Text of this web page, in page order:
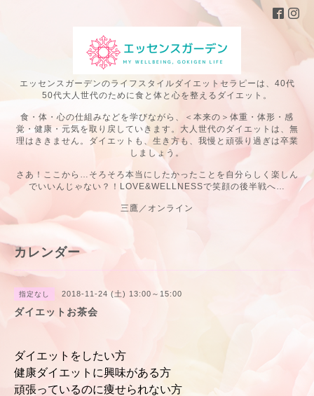
エッセンスガーデンのライフスタイルダイエットセラピーは、40代
50代大人世代のために食と体と心を整えるダイエット。
食・体・心の仕組みなどを学びながら、＜本来の＞体重・体形・感
覚・健康・元気を取り戻していきます。大人世代のダイエットは、無
理はききません。ダイエットも、生き方も、我慢と頑張り過ぎは卒業
しましょう。
さあ！ここから…そろそろ本当にしたかったことを自分らしく楽しん
でいいんじゃない？！LOVE&WELLNESSで笑顔の後半戦へ…
三鷹／オンライン
カレンダー
指定なし 2018-11-24 (土) 13:00～15:00
ダイエットお茶会
ダイエットをしたい方
健康ダイエットに興味がある方
頑張っているのに痩せられない方